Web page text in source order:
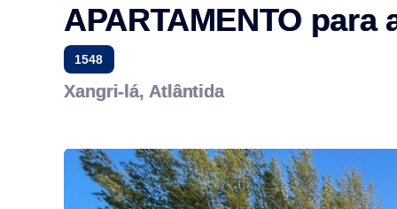
APARTAMENTO para
1548
Xangri-lá, Atlântida